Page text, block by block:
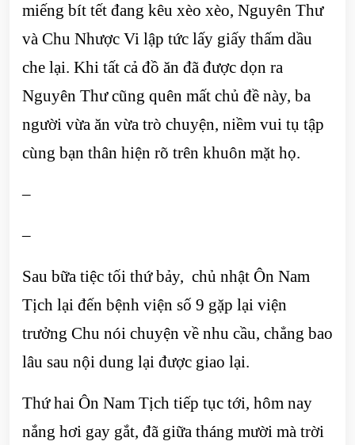
miếng bít tết đang kêu xèo xèo, Nguyên Thư
và Chu Nhược Vi lập tức lấy giấy thấm dầu
che lại. Khi tất cả đồ ăn đã được dọn ra
Nguyên Thư cũng quên mất chủ đề này, ba
người vừa ăn vừa trò chuyện, niềm vui tụ tập
cùng bạn thân hiện rõ trên khuôn mặt họ.
–
–
Sau bữa tiệc tối thứ bảy, chủ nhật Ôn Nam
Tịch lại đến bệnh viện số 9 gặp lại viện
trưởng Chu nói chuyện về nhu cầu, chẳng bao
lâu sau nội dung lại được giao lại.
Thứ hai Ôn Nam Tịch tiếp tục tới, hôm nay
nắng hơi gay gắt, đã giữa tháng mười mà trời